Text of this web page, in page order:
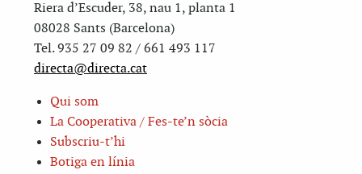
Riera d’Escuder, 38, nau 1, planta 1
08028 Sants (Barcelona)
Tel. 935 27 09 82 / 661 493 117
directa@directa.cat
Qui som
La Cooperativa / Fes-te’n sòcia
Subscriu-t’hi
Botiga en línia